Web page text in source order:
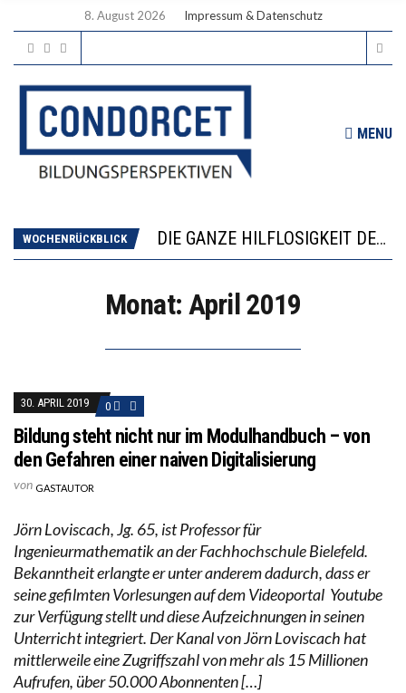
8. August 2026 Impressum & Datenschutz
MENU
WOCHENRÜCKBLICK WORAUS WÄCHST, WAS KINDER TRÄGT
“WIR BEOBACHTEN EINEN REGELRECHTEN STURZFLUG BEI DEN LERNLEISTUNGEN”
Monat: April 2019
30. APRIL 2019 0
Bildung steht nicht nur im Modulhandbuch – von
den Gefahren einer naiven Digitalisierung
von GASTAUTOR
Jörn Loviscach, Jg. 65, ist Professor für
Ingenieurmathematik an der Fachhochschule Bielefeld.
Bekanntheit erlangte er unter anderem dadurch, dass er
seine gefilmten Vorlesungen auf dem Videoportal Youtube
zur Verfügung stellt und diese Aufzeichnungen in seinen
Unterricht integriert. Der Kanal von Jörn Loviscach hat
mittlerweile eine Zugriffszahl von mehr als 15 Millionen
Aufrufen, über 50.000 Abonnenten […]